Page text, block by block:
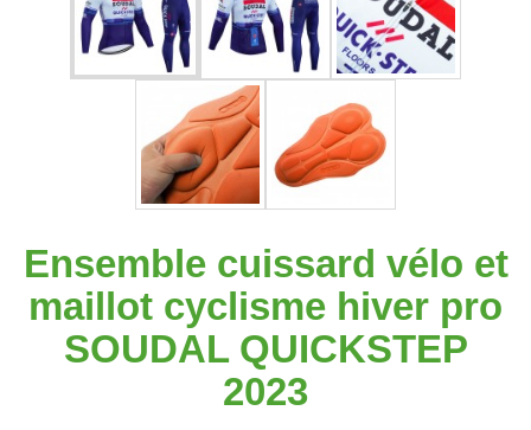
Ensemble cuissard vélo et
maillot cyclisme hiver pro
SOUDAL QUICKSTEP
2023